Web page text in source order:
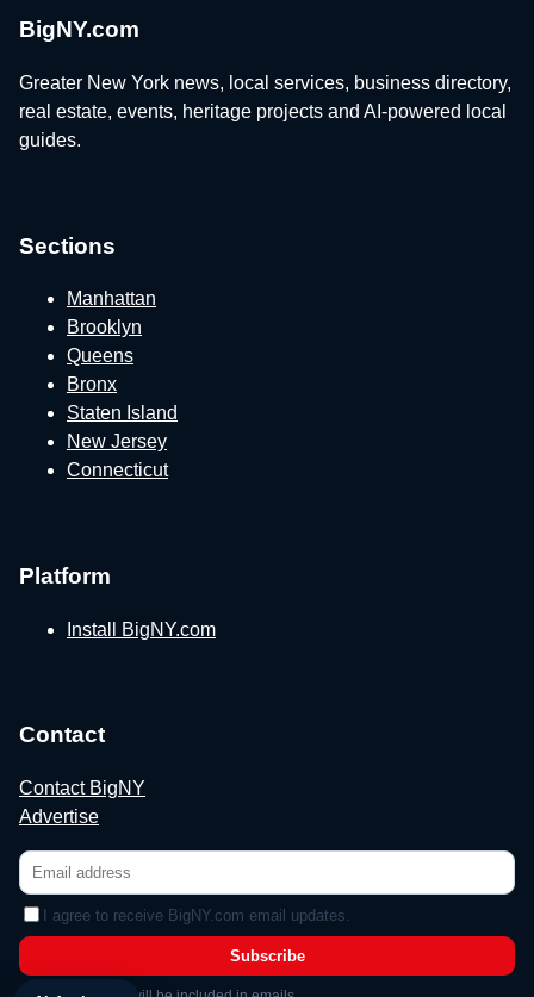
BigNY.com
Greater New York news, local services, business directory,
real estate, events, heritage projects and AI-powered local
guides.
Sections
Manhattan
Brooklyn
Queens
Bronx
Staten Island
New Jersey
Connecticut
Platform
Install BigNY.com
Contact
Contact BigNY
Advertise
I agree to receive BigNY.com email updates.
Subscribe